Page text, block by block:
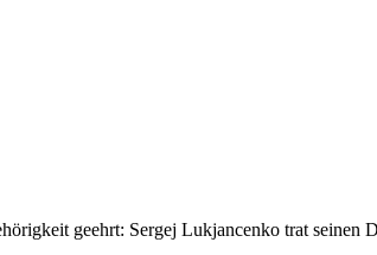
geehrt: Sergej Lukjancenko trat